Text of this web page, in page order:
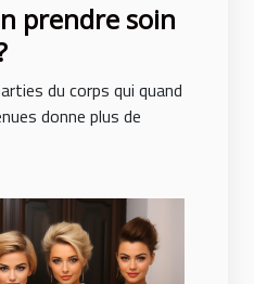
prendre soin
du corps qui quand
donne plus de